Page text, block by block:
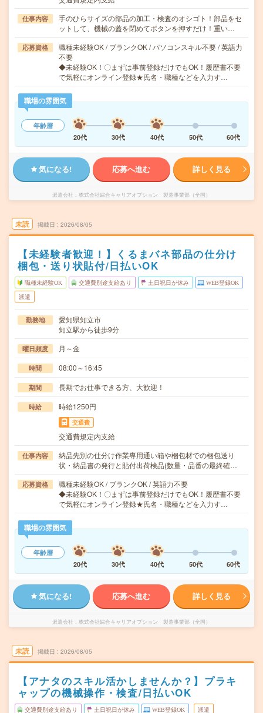
仕事内容
手のひらサイズの部品の加工・検査のオシゴト！部品をセ
ットして、機械の蓋を閉めてボタンを押すだけ！重い…
応募資格
職種未経験OK / ブランクOK / パソコンスキル不要 / 英語力
不要
◆未経験OK！〇まずは事前登録だけでもOK！履歴書不要
で気軽にオンライン登録★氏名・職種などを入力す…
職場の雰囲気
年齢層
20代
30代 40代 50代 60代
気になる! 応募へ進む 詳しく見る
派遣会社 株式会社綜合キャリアオプション 製造事業部（全国）
未読 掲載日 2026/08/05
【未経験者歓迎！】くるまバネ部品の仕分け
梱包・送り状貼付/日払いOK
職種未経験OK 交通費別途支給あり 土日祝日が休み WEB登録OK
派遣
勤務地
愛知県知立市
知立駅から徒歩9分
曜日頻度 月～金
時間 08:00～16:45
期間 長期でお仕事できる方、大歓迎！
時給 時給1250円
交通費
交通費規定内支給
仕事内容
納品先別の仕分け作業専用通い箱や梱包材での梱包送り
状・納品書の発行と貼付出荷検品(数量・品番の最終確…
応募資格
職種未経験OK / ブランクOK / 英語力不要
◆未経験OK！〇まずは事前登録だけでもOK！履歴書不要
で気軽にオンライン登録★氏名・職種などを入力す…
職場の雰囲気
年齢層
20代
30代 40代 50代 60代
気になる! 応募へ進む 詳しく見る
派遣会社 株式会社綜合キャリアオプション 製造事業部（全国）
未読 掲載日 2026/08/05
【アナタのスキル活かしませんか？】プラキ
ャップの機械操作・検査/日払いOK
交通費別途支給あり 土日祝日が休み WEB登録OK 派遣